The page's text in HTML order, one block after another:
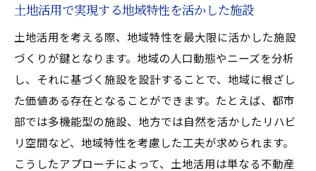
土地活用で実現する地域特性を活かした施設
土地活用を考える際、地域特性を最大限に活かした施設
づくりが鍵となります。地域の人口動態やニーズを分析
し、それに基づく施設を設計することで、地域に根ざし
た価値ある存在となることができます。たとえば、都市
部では多機能型の施設、地方では自然を活かしたリハビ
リ空間など、地域特性を考慮した工夫が求められます。
こうしたアプローチによって、土地活用は単なる不動産